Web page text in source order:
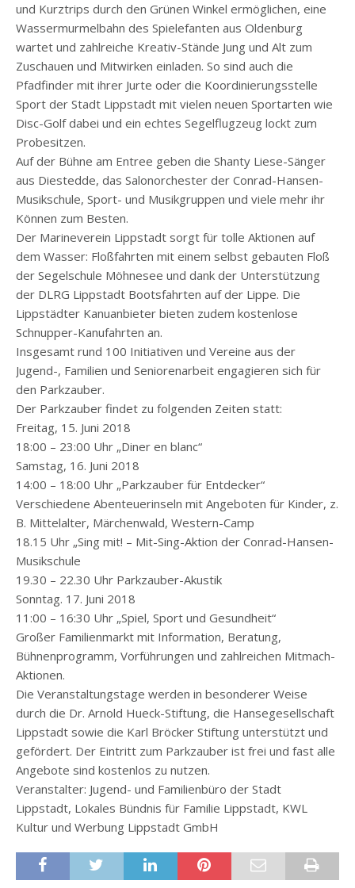
und Kurztrips durch den Grünen Winkel ermöglichen, eine
Wassermurmelbahn des Spielefanten aus Oldenburg
wartet und zahlreiche Kreativ-Stände Jung und Alt zum
Zuschauen und Mitwirken einladen. So sind auch die
Pfadfinder mit ihrer Jurte oder die Koordinierungsstelle
Sport der Stadt Lippstadt mit vielen neuen Sportarten wie
Disc-Golf dabei und ein echtes Segelflugzeug lockt zum
Probesitzen.
Auf der Bühne am Entree geben die Shanty Liese-Sänger
aus Diestedde, das Salonorchester der Conrad-Hansen-
Musikschule, Sport- und Musikgruppen und viele mehr ihr
Können zum Besten.
Der Marineverein Lippstadt sorgt für tolle Aktionen auf
dem Wasser: Floßfahrten mit einem selbst gebauten Floß
der Segelschule Möhnesee und dank der Unterstützung
der DLRG Lippstadt Bootsfahrten auf der Lippe. Die
Lippstädter Kanuanbieter bieten zudem kostenlose
Schnupper-Kanufahrten an.
Insgesamt rund 100 Initiativen und Vereine aus der
Jugend-, Familien und Seniorenarbeit engagieren sich für
den Parkzauber.
Der Parkzauber findet zu folgenden Zeiten statt:
Freitag, 15. Juni 2018
18:00 – 23:00 Uhr „Diner en blanc“
Samstag, 16. Juni 2018
14:00 – 18:00 Uhr „Parkzauber für Entdecker“
Verschiedene Abenteuerinseln mit Angeboten für Kinder, z.
B. Mittelalter, Märchenwald, Western-Camp
18.15 Uhr „Sing mit! – Mit-Sing-Aktion der Conrad-Hansen-
Musikschule
19.30 – 22.30 Uhr Parkzauber-Akustik
Sonntag. 17. Juni 2018
11:00 – 16:30 Uhr „Spiel, Sport und Gesundheit“
Großer Familienmarkt mit Information, Beratung,
Bühnenprogramm, Vorführungen und zahlreichen Mitmach-
Aktionen.
Die Veranstaltungstage werden in besonderer Weise
durch die Dr. Arnold Hueck-Stiftung, die Hansegesellschaft
Lippstadt sowie die Karl Bröcker Stiftung unterstützt und
gefördert. Der Eintritt zum Parkzauber ist frei und fast alle
Angebote sind kostenlos zu nutzen.
Veranstalter: Jugend- und Familienbüro der Stadt
Lippstadt, Lokales Bündnis für Familie Lippstadt, KWL
Kultur und Werbung Lippstadt GmbH